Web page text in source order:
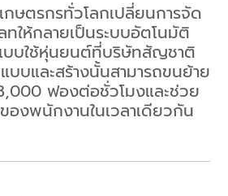
ษตรกรทั่วโลกเปลี่ยนการจัด
ทให้กลายเป็นระบบอัตโนมัติ
บบใช้หุ่นยนต์ที่บริษัทสัญชาติ
บบและสร้างนั้นสามารถขนย้าย
ฟองต่อชั่วโมงและช่วย
งพนักงานในเวลาเดียวกัน